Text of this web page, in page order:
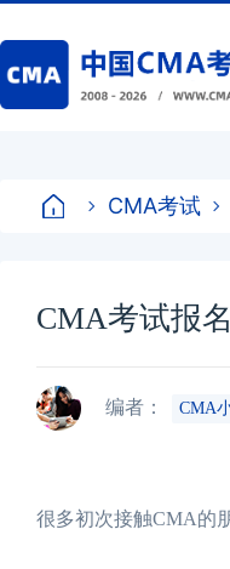
CMA考试
CMA考试报
编者： CMA
很多初次接触CMA的